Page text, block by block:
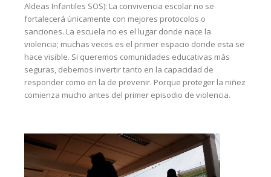
Aldeas Infantiles SOS): La convivencia escolar no se
fortalecerá únicamente con mejores protocolos o
sanciones. La escuela no es el lugar donde nace la
violencia; muchas veces es el primer espacio donde esta se
hace visible. Si queremos comunidades educativas más
seguras, debemos invertir tanto en la capacidad de
responder como en la de prevenir. Porque proteger la niñez
comienza mucho antes del primer episodio de violencia.